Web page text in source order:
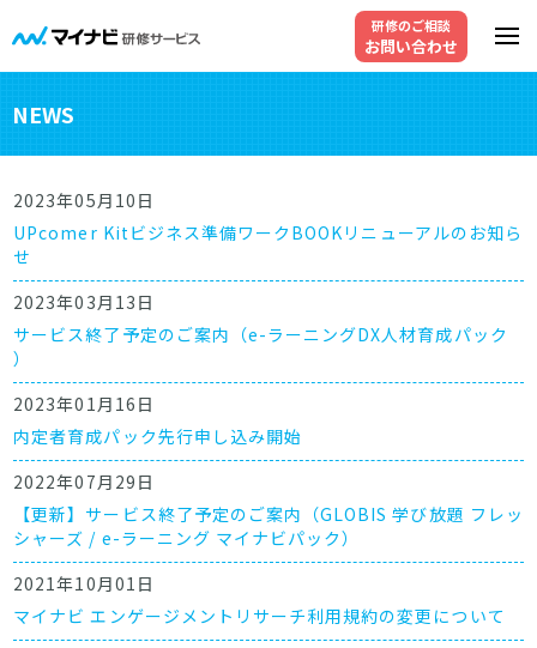
研修のご相談
お問い合わせ
NEWS
2023年05月10日
UPcomer Kitビジネス準備ワークBOOKリニューアルのお知ら
せ
2023年03月13日
サービス終了予定のご案内（e-ラーニングDX人材育成パック
）
2023年01月16日
内定者育成パック先行申し込み開始
2022年07月29日
【更新】サービス終了予定のご案内（GLOBIS 学び放題 フレッ
シャーズ / e-ラーニング マイナビパック）
2021年10月01日
マイナビ エンゲージメントリサーチ利用規約の変更について